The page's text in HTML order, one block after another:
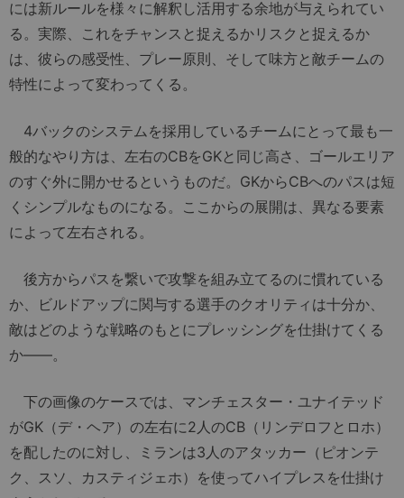
には新ルールを様々に解釈し活用する余地が与えられてい
る。実際、これをチャンスと捉えるかリスクと捉えるか
は、彼らの感受性、プレー原則、そして味方と敵チームの
特性によって変わってくる。
4バックのシステムを採用しているチームにとって最も一
般的なやり方は、左右のCBをGKと同じ高さ、ゴールエリア
のすぐ外に開かせるというものだ。GKからCBへのパスは短
くシンプルなものになる。ここからの展開は、異なる要素
によって左右される。
後方からパスを繋いで攻撃を組み立てるのに慣れている
か、ビルドアップに関与する選手のクオリティは十分か、
敵はどのような戦略のもとにプレッシングを仕掛けてくる
か――。
下の画像のケースでは、マンチェスター・ユナイテッド
がGK（デ・ヘア）の左右に2人のCB（リンデロフとロホ）
を配したのに対し、ミランは3人のアタッカー（ピオンテ
ク、スソ、カスティジェホ）を使ってハイプレスを仕掛け